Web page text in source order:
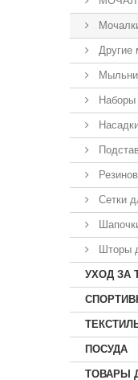
Другие
Наборы
Сетки
Шторы
УХОД ЗА
ПОСУДА
ТОВАРЫ